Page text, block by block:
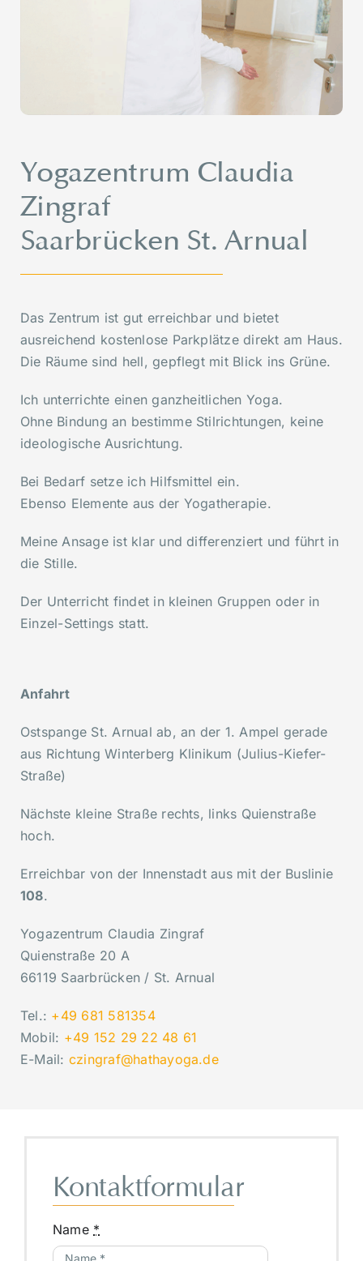
Yogazentrum Claudia
Zingraf
Saarbrücken St. Arnual
Das Zentrum ist gut erreichbar und bietet
ausreichend kostenlose Parkplätze direkt am Haus.
Die Räume sind hell, gepflegt mit Blick ins Grüne.
Ich unterrichte einen ganzheitlichen Yoga.
Ohne Bindung an bestimme Stilrichtungen, keine
ideologische Ausrichtung.
Bei Bedarf setze ich Hilfsmittel ein.
Ebenso Elemente aus der Yogatherapie.
Meine Ansage ist klar und differenziert und führt in
die Stille.
Der Unterricht findet in kleinen Gruppen oder in
Einzel-Settings statt.
Anfahrt
Ostspange St. Arnual ab, an der 1. Ampel gerade
aus Richtung Winterberg Klinikum (Julius-Kiefer-
Straße)
Nächste kleine Straße rechts, links Quienstraße
hoch.
Erreichbar von der Innenstadt aus mit der Buslinie
108.
Yogazentrum Claudia Zingraf
Quienstraße 20 A
66119 Saarbrücken / St. Arnual
Tel.: +49 681 581354
Mobil: +49 152 29 22 48 61
E-Mail: czingraf@hathayoga.de
Kontaktformular
Name *